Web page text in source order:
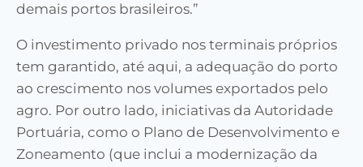
demais portos brasileiros.”
O investimento privado nos terminais próprios
tem garantido, até aqui, a adequação do porto
ao crescimento nos volumes exportados pelo
agro. Por outro lado, iniciativas da Autoridade
Portuária, como o Plano de Desenvolvimento e
Zoneamento (que inclui a modernização da